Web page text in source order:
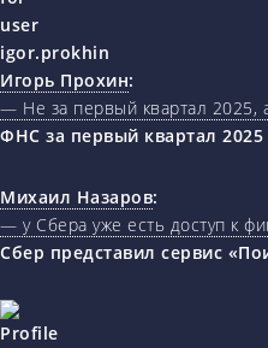
Игорь Прохин:
— Не за первый квартал 2025,
ФНС за первый квартал
Михаил Назаров:
— у Сбера уже есть доступ к
Сбер представил сервис